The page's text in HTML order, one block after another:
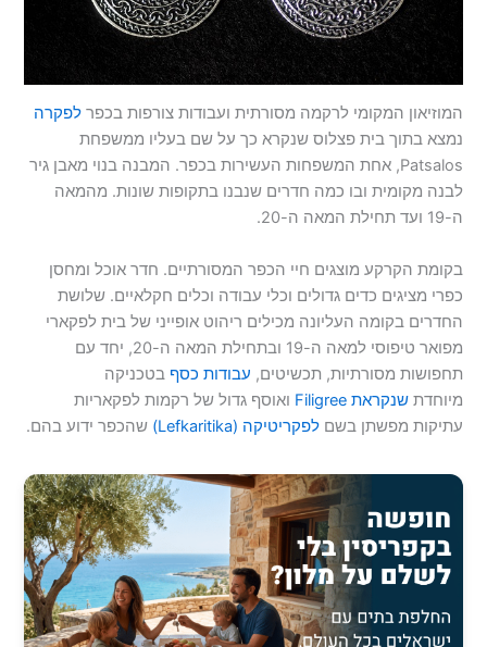
המוזיאון המקומי לרקמה מסורתית ועבודות צורפות בכפרלפקרה
נמצא בתוך בית פצלוס שנקרא כך על שם בעליו ממשפחת
Patsalos, אחת המשפחות העשירות בכפר. המבנה בנוי מאבן גיר
לבנה מקומית ובו כמה חדרים שנבנו בתקופות שונות. מהמאה
ה-19 ועד תחילת המאה ה-20.
בקומת הקרקע מוצגים חיי הכפר המסורתיים. חדר אוכל ומחסן
כפרי מציגים כדים גדולים וכלי עבודה וכלים חקלאיים. שלושת
החדרים בקומה העליונה מכילים ריהוט אופייני של בית לפקארי
מפואר טיפוסי למאה ה-19 ובתחילת המאה ה-20, יחד עם
תחפושות מסורתיות, תכשיטים, עבודות כסף בטכניקה
מיוחדתשנקראת Filigree
ואוסף גדול של רקמות לפקאריות
עתיקות מפשתן בשםלפקריטיקה (Lefkaritika) שהכפר ידוע בהם.